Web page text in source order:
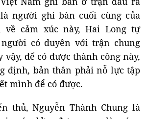
người ghi bàn cuối cùng của
về cảm xúc này, Hai Long tự
có duyên với trận chung
để có được thành công này,
định, bản thân phải nỗ lực tập
mình để có được.
thủ, Nguyễn Thành Chung là